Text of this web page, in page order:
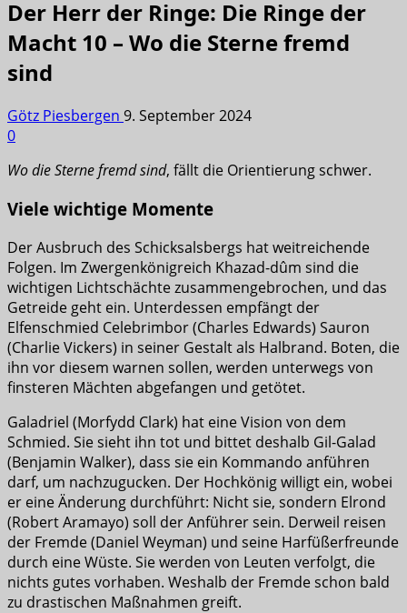
Der Herr der Ringe: Die Ringe der
Macht 10 – Wo die Sterne fremd
sind
Götz Piesbergen 9. September 2024
0
Wo die Sterne fremd sind, fällt die Orientierung schwer.
Viele wichtige Momente
Der Ausbruch des Schicksalsbergs hat weitreichende
Folgen. Im Zwergenkönigreich Khazad-dûm sind die
wichtigen Lichtschächte zusammengebrochen, und das
Getreide geht ein. Unterdessen empfängt der
Elfenschmied Celebrimbor (Charles Edwards) Sauron
(Charlie Vickers) in seiner Gestalt als Halbrand. Boten, die
ihn vor diesem warnen sollen, werden unterwegs von
finsteren Mächten abgefangen und getötet.
Galadriel (Morfydd Clark) hat eine Vision von dem
Schmied. Sie sieht ihn tot und bittet deshalb Gil-Galad
(Benjamin Walker), dass sie ein Kommando anführen
darf, um nachzugucken. Der Hochkönig willigt ein, wobei
er eine Änderung durchführt: Nicht sie, sondern Elrond
(Robert Aramayo) soll der Anführer sein. Derweil reisen
der Fremde (Daniel Weyman) und seine Harfüßerfreunde
durch eine Wüste. Sie werden von Leuten verfolgt, die
nichts gutes vorhaben. Weshalb der Fremde schon bald
zu drastischen Maßnahmen greift.